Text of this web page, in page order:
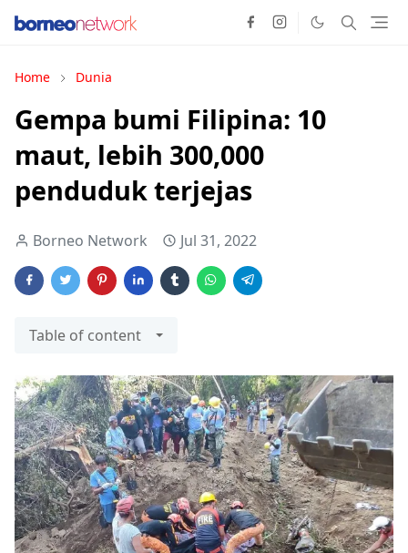
Home Dunia
Gempa bumi Filipina: 10
maut, lebih 300,000
penduduk terjejas
Borneo Network Jul 31, 2022
Table of content